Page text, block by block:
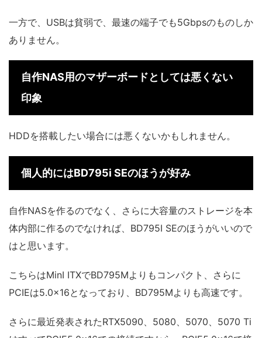
一方で、USBは貧弱で、最速の端子でも5Gbpsのものしか
ありません。
自作NAS用のマザーボードとしては悪くない
印象
HDDを搭載したい場合には悪くないかもしれません。
個人的にはBD795i SEのほうが好み
自作NASを作るのでなく、さらに大容量のストレージを本
体内部に作るのでなければ、BD795I SEのほうがいいので
はと思います。
こちらはMinI ITXでBD795Mよりもコンパクト、さらに
PCIEは5.0×16となっており、BD795Mよりも高速です。
さらに最近発表されたRTX5090、5080、5070、5070 Ti